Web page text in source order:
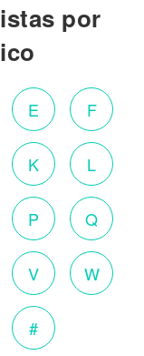
por
E F
K L
P Q
V W
#